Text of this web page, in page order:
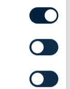
nousi,
olevan
hyvän